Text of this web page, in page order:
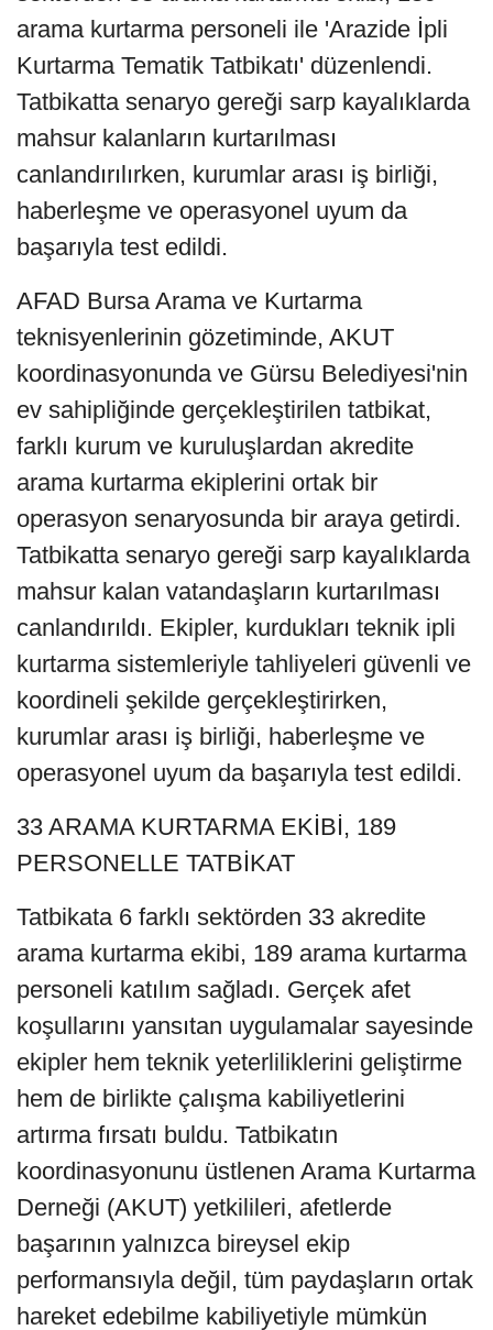
arama kurtarma personeli ile 'Arazide İpli
Kurtarma Tematik Tatbikatı' düzenlendi.
Tatbikatta senaryo gereği sarp kayalıklarda
mahsur kalanların kurtarılması
canlandırılırken, kurumlar arası iş birliği,
haberleşme ve operasyonel uyum da
başarıyla test edildi.
AFAD Bursa Arama ve Kurtarma
teknisyenlerinin gözetiminde, AKUT
koordinasyonunda ve Gürsu Belediyesi'nin
ev sahipliğinde gerçekleştirilen tatbikat,
farklı kurum ve kuruluşlardan akredite
arama kurtarma ekiplerini ortak bir
operasyon senaryosunda bir araya getirdi.
Tatbikatta senaryo gereği sarp kayalıklarda
mahsur kalan vatandaşların kurtarılması
canlandırıldı. Ekipler, kurdukları teknik ipli
kurtarma sistemleriyle tahliyeleri güvenli ve
koordineli şekilde gerçekleştirirken,
kurumlar arası iş birliği, haberleşme ve
operasyonel uyum da başarıyla test edildi.
33 ARAMA KURTARMA EKİBİ, 189
PERSONELLE TATBİKAT
Tatbikata 6 farklı sektörden 33 akredite
arama kurtarma ekibi, 189 arama kurtarma
personeli katılım sağladı. Gerçek afet
koşullarını yansıtan uygulamalar sayesinde
ekipler hem teknik yeterliliklerini geliştirme
hem de birlikte çalışma kabiliyetlerini
artırma fırsatı buldu. Tatbikatın
koordinasyonunu üstlenen Arama Kurtarma
Derneği (AKUT) yetkilileri, afetlerde
başarının yalnızca bireysel ekip
performansıyla değil, tüm paydaşların ortak
hareket edebilme kabiliyetiyle mümkün